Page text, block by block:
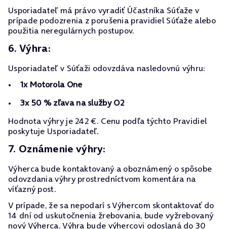
Usporiadateľ má právo vyradiť Účastníka Súťaže v
prípade podozrenia z porušenia pravidiel Súťaže alebo
použitia neregulárnych postupov.
6. Výhra:
Usporiadateľ v Súťaži odovzdáva nasledovnú výhru:
1x Motorola One
3x 50 % zľava na služby O2
Hodnota výhry je 242 €. Cenu podľa týchto Pravidiel
poskytuje Usporiadateľ.
7. Oznámenie výhry:
Výherca bude kontaktovaný a oboznámený o spôsobe
odovzdania výhry prostredníctvom komentára na
víťazný post.
V prípade, že sa nepodarí s Výhercom skontaktovať do
14 dní od uskutočnenia žrebovania, bude vyžrebovaný
nový Výherca. Výhra bude výhercovi odoslaná do 30